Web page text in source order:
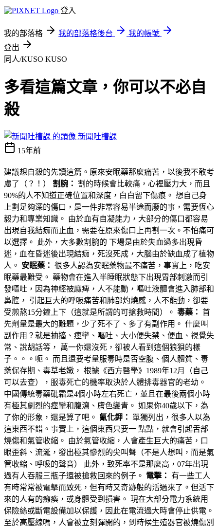
登入
我的部落格 我的部落格後台
我的帳號
登出
同人/KUSO KUSO
多看這篇文章，你可以不必自
殺
新聞吐槽課
15年前
建議想自殺的先讀這篇。原來安眠藥那麼痛苦，以後我不敢考
慮了（？！） 割腕：
割的時候會比較痛，心裡壓力大，而且
90%的人不知道正確位置和深度，白白留下傷痕。 想自己身
上劃足夠深的傷口，是一件非常容易半途而廢的事，需要恆心
毅力和專業知識。 由於血有自凝能力，大部分的傷口都容易
出現自我結痂而止血，需要在原來傷口上再割一次。不怕痛可
以選擇。 此外，大多數割腕的 下場是由於失血過多出現昏
迷，血在昏迷後出現結痂，死沒死成，大腦由於缺血成了植物
人。 安眠藥： 很多人認為安眠藥物最不痛苦，事實上，吃安
眠藥最難受。 藥物會在進入半睡眠狀態下出現胃部刺激而引
發嘔吐，因為神經被麻痺，人不能動，嘔吐液體會進入肺部和
鼻腔， 引起巨大的呼吸痛苦和肺部灼燒感，人不能動，卻要
受煎熬15分鐘上下（這就是所謂的可搶救時間）。 毒藥： 首
先劑量是最大的難題，少了死不了、多了有副作用。 什麼叫
副作用？就是抽搐、痙攣、嘔吐、大小便失禁、便血、視覺失
常、說胡話等， 萬一你還沒死，卻被人看到這個狼狽的樣
子。。。呃。 而且還要考量服毒時是否空腹、個人體質、毒
藥保存期、毒草老嫩， 根據《西方醫學》1989年12月（自己
可以去查），服毒死亡的機率取決於人體排毒器官的老幼。
中國傳統毒藥砒霜是4個小時左右死亡，並且在最後兩個小時
有極其劇烈的痙攣和腹瀉、膚色變青。 如果你40歲以下，為
了你的形象，還是算了吧。 氰化鉀：
單獨列出，很多人以為
這東西不錯。事實上，這個東西只要一 點點，就會引起舌部
燒傷和氣管收縮。 由於氣管收縮，人會產生巨大的痛苦，口
眼歪斜、流涎，發出極其慘烈的尖叫聲（不是人想叫，而是氣
管收縮、呼吸的聲音） 此外，致死率不是那麼高，07年出現
過有人吞服三瓶子還被搶救回來的例子。 電擊：
有一些工人
有時常常被電擊而致死，但有時又奇跡般的活過來了。但活下
來的人有的癱瘓，或身體受到損害。 現在大部分電力系統用
保險絲或斷電設備加以保護，因此在電流過大時會停止供電。
至於高壓線嗎，人會被立刻彈開的，到時候生殖器官被燒傷別